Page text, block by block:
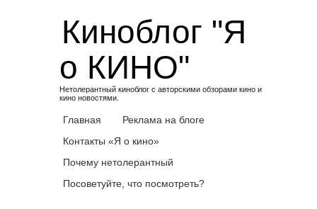
Киноблог "Я
о КИНО"
Нетолерантный киноблог с авторскими обзорами кино и
кино новостями.
Главная
Реклама на блоге
Контакты «Я о кино»
Почему нетолерантный
Посоветуйте, что посмотреть?